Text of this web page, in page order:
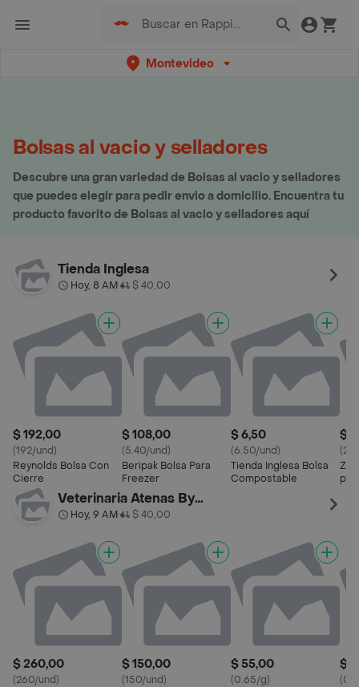
Montevideo
Bolsas al vacio y selladores
Descubre una gran variedad de Bolsas al vacio y selladores
que puedes elegir para pedir envio a domicilio. Encuentra tu
producto favorito de Bolsas al vacio y selladores aquí
Tienda Inglesa
Hoy, 8 AM• $ 40,00
$ 192,00
(192/und)
Reynolds Bolsa Con
Cierre
$ 108,00
(5.40/und)
Beripak Bolsa Para
Freezer
$ 6,50
(6.50/und)
Tienda Inglesa Bolsa
Compostable
$
Veterinaria Atenas By Palermo
Hoy, 9 AM• $ 40,00
$ 260,00
(260/und)
$ 150,00
(150/und)
$ 55,00
(0.65/g)
$